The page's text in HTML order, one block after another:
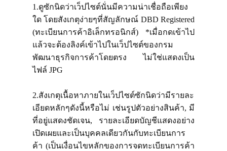
โทร 099 11 44 919
แอดไลน์ @suitonline
Login
1.ดูซักนิดว่าเว็ปไซต์นั่นมีความน่าเชื่อถือเพียง
ใด โดยสังเกตุง่ายๆที่สัญลักษณ์ DBD Registered
(ทะเบียนการค้าอิเล็กทรอนิกส์) *เมื่อกดเข้าไป
แล้วจะต้องลิงค์เข้าไปในเว็ปไซต์ของกรม
พัฒนาธุรกิจการค้าโดยตรง ไม่ใช่แสดงเป็น
ไฟล์ JPG
2.สังเกตุเนื้อหาภายในเว็ปไซต์ซักนิดว่ามีรายละ
เอียดหลักๆดังนี้หรือไม่ เช่นรูปตัวอย่างสินค้า, มี
ที่อยู่แสดงชัดเจน, รายละเอียดบัญชีแสดงอย่าง
เปิดเผยและเป็นบุคคลเดียวกันกับทะเบียนการ
ค้า (เป็นเงื่อนไขหลักของการจดทะเบียนการค้า